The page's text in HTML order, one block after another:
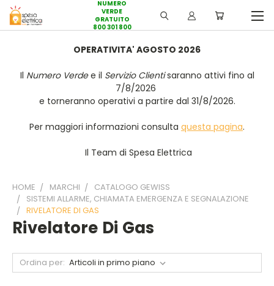
NUMERO
VERDE
GRATUITO
800 301 800
OPERATIVITA' AGOSTO 2026
Il Numero Verdee il Servizio Clientisaranno attivi fino al
7/8/2026
e torneranno operativi a partire dal 31/8/2026.
Per maggiori informazioni consulta questa pagina.
Il Team di Spesa Elettrica
HOME MARCHI
CATALOGO GEWISS
SISTEMI ALLARME, CHIAMATA EMERGENZA E SEGNALAZIONE
RIVELATORE DI GAS
Rivelatore Di Gas
Ordina per: